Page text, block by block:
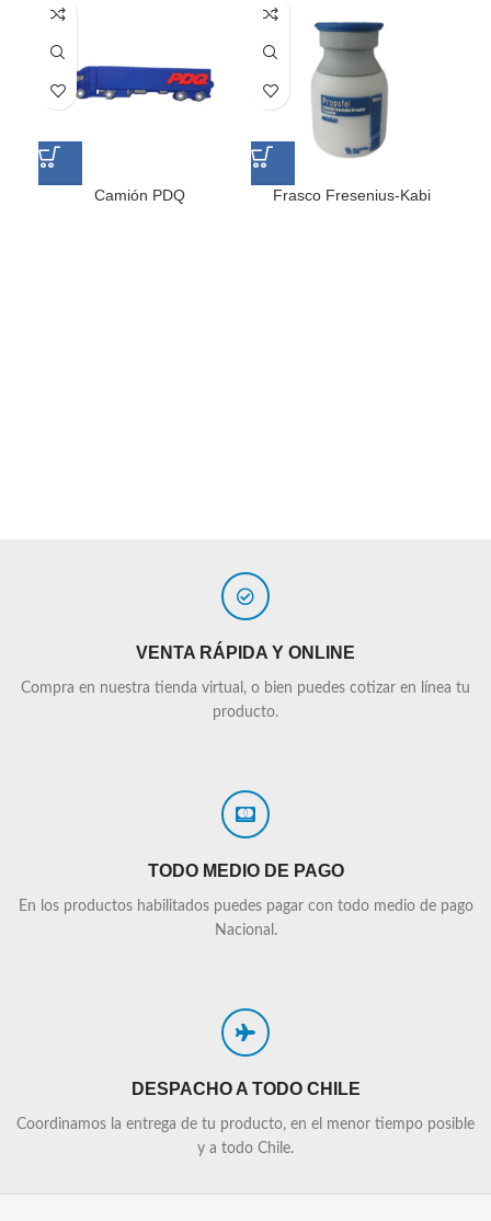
Camión PDQ Frasco Fresenius-Kabi
VENTA RÁPIDA Y ONLINE
Compra en nuestra tienda virtual, o bien puedes cotizar en línea tu
producto.
TODO MEDIO DE PAGO
En los productos habilitados puedes pagar con todo medio de pago
Nacional.
DESPACHO A TODO CHILE
Coordinamos la entrega de tu producto, en el menor tiempo posible
y a todo Chile.